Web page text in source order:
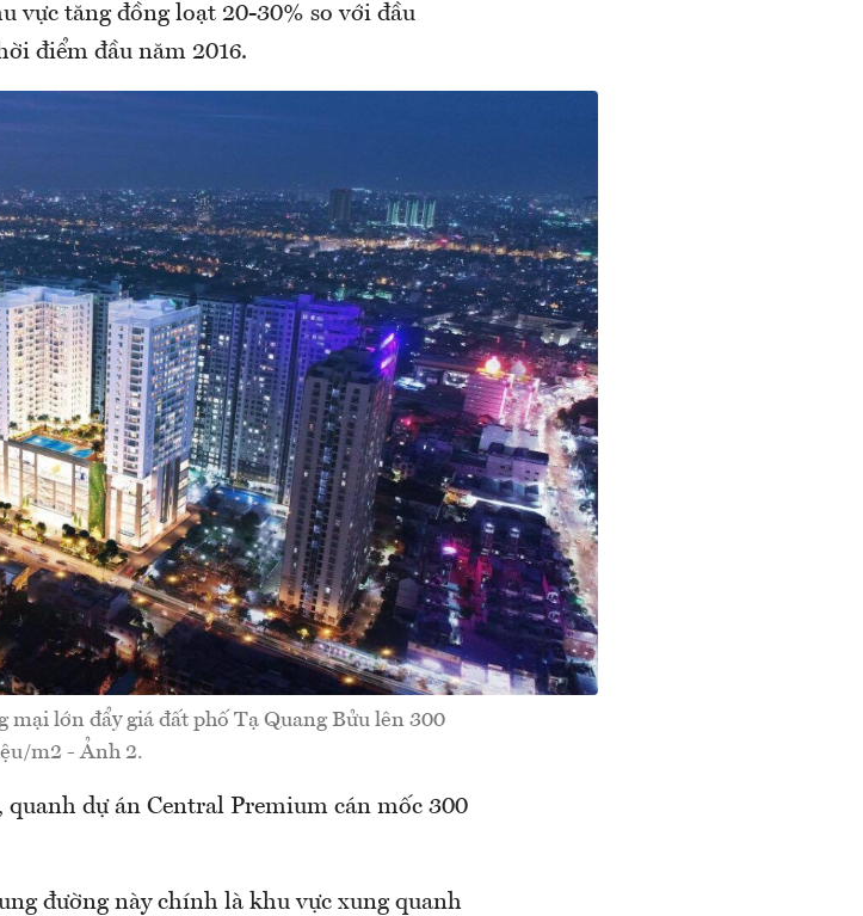
vực tăng đồng loạt 20-30% so với đầu
điểm đầu năm 2016.
lớn đẩy giá đất phố Tạ Quang Bửu lên 300
m2 - Ảnh 2.
dự án Central Premium cán mốc 300
đường này chính là khu vực xung quanh